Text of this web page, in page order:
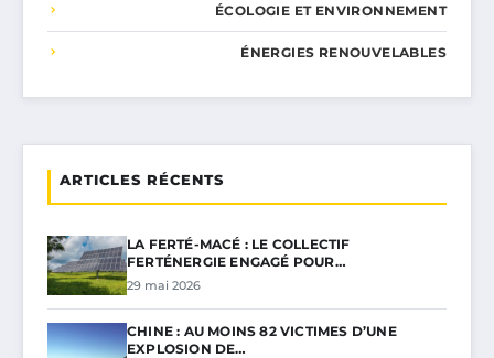
ÉCOLOGIE ET ENVIRONNEMENT
ÉNERGIES RENOUVELABLES
ARTICLES RÉCENTS
LA FERTÉ-MACÉ : LE COLLECTIF
FERTÉNERGIE ENGAGÉ POUR…
29 mai 2026
CHINE : AU MOINS 82 VICTIMES D’UNE
EXPLOSION DE…